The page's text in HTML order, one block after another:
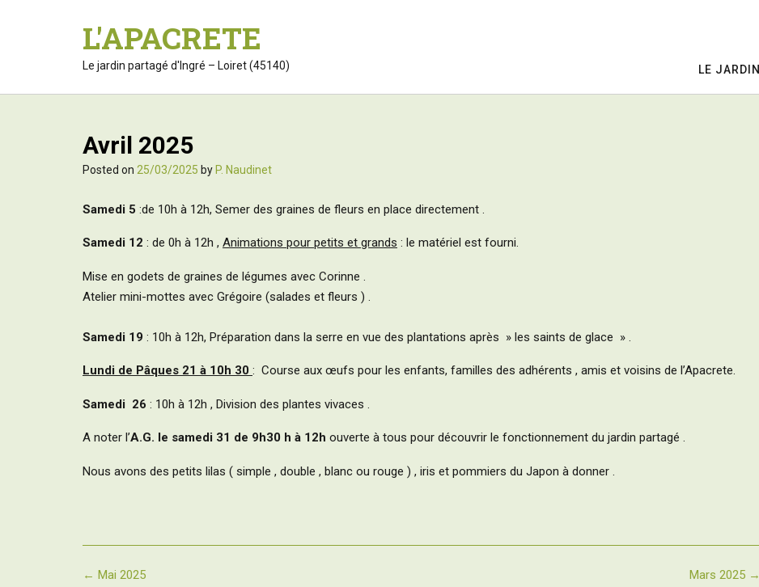
o
L'APACRETE
Le jardin partagé d'Ingré – Loiret (45140) LE JARDIN
Avril 2025
Posted on 25/03/2025 by P. Naudinet
Samedi 5 :de 10h à 12h, Semer des graines de fleurs en place directement .
Samedi 12 : de 0h à 12h , Animations pour petits et grands : le matériel est fourni.
Mise en godets de graines de légumes avec Corinne .
Atelier mini-mottes avec Grégoire (salades et fleurs ) .
Samedi 19 : 10h à 12h, Préparation dans la serre en vue des plantations après » les saints de glace » .
Lundi de Pâques 21 à 10h 30 : Course aux œufs pour les enfants, familles des adhérents , amis et voisins de l’Apacrete.
Samedi 26 : 10h à 12h , Division des plantes vivaces .
A noter l’A.G. le samedi 31 de 9h30 h à 12h ouverte à tous pour découvrir le fonctionnement du jardin partagé .
Nous avons des petits lilas ( simple , double , blanc ou rouge ) , iris et pommiers du Japon à donner .
Post
Mars 2025 →
← Mai 2025